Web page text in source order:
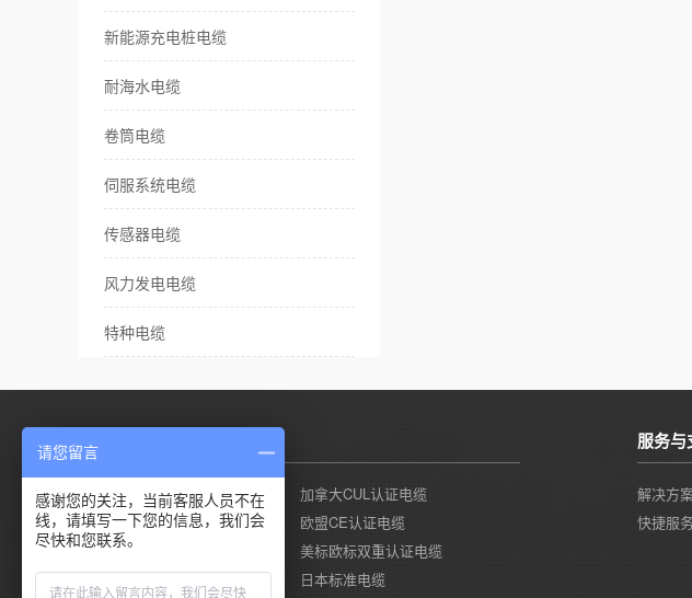
新能源充电桩电缆
耐海水电缆
卷筒电缆
伺服系统电缆
传感器电缆
风力发电电缆
特种电缆
产品列表
美国UL认证电缆
加拿大CUL认证电缆
德国莱茵TUV认证电缆
欧盟CE认证电缆
国标CCC认证电缆
美标欧标双重认证电缆
澳标SAA认证电缆
日本标准电缆
服务与
解决方
快捷服务
请您留言
感谢您的关注，当前客服人员不在
线，请填写一下您的信息，我们会
尽快和您联系。